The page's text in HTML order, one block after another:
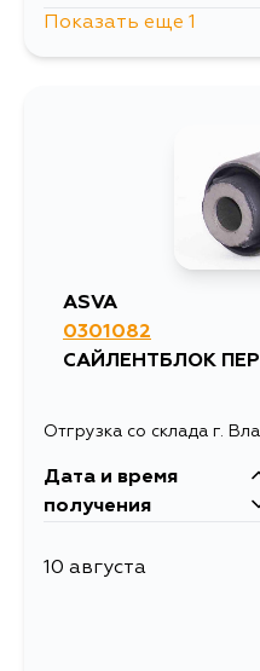
Показать еще 1
ASVA
0301082
САЙЛЕНТБЛОК
Отгрузка со склада г.
Дата и время
получения
10 августа